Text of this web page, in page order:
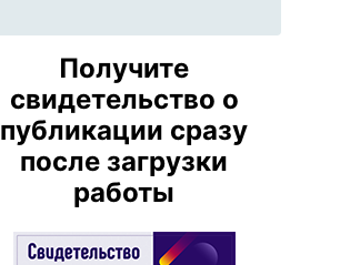
Получите
свидетельство о
публикации сразу
после загрузки
работы